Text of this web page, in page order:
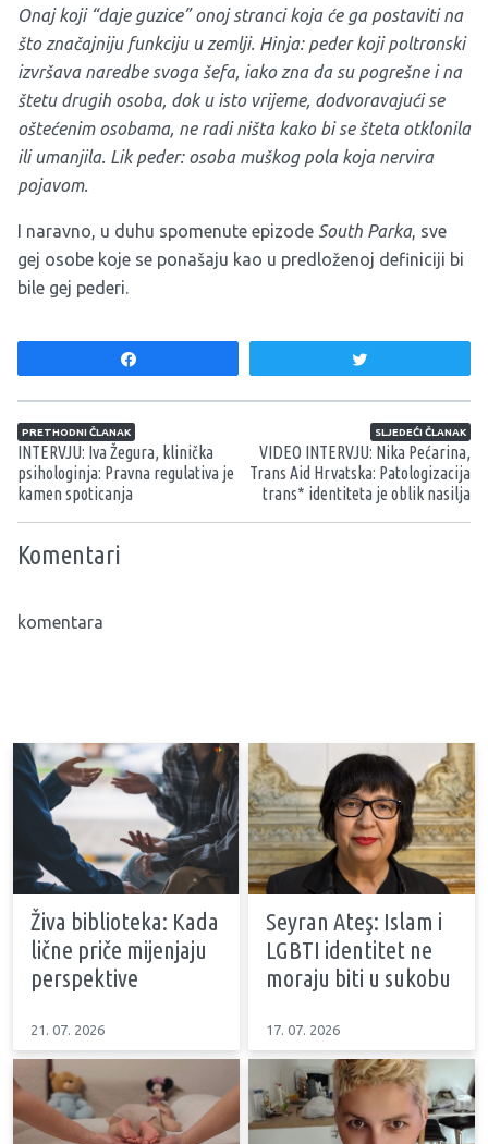
Onaj koji “daje guzice” onoj stranci koja će ga postaviti na
što značajniju funkciju u zemlji. Hinja: peder koji poltronski
izvršava naredbe svoga šefa, iako zna da su pogrešne i na
štetu drugih osoba, dok u isto vrijeme, dodvoravajući se
oštećenim osobama, ne radi ništa kako bi se šteta otklonila
ili umanjila. Lik peder: osoba muškog pola koja nervira
pojavom.
I naravno, u duhu spomenute epizode South Parka, sve
gej osobe koje se ponašaju kao u predloženoj definiciji bi
bile gej pederi.
Navigacija članaka
PRETHODNI ČLANAK
INTERVJU: Iva Žegura, klinička
psihologinja: Pravna regulativa je
kamen spoticanja
SLJEDEĆI ČLANAK
VIDEO INTERVJU: Nika Pećarina,
Trans Aid Hrvatska: Patologizacija
trans* identiteta je oblik nasilja
Komentari
komentara
Živa biblioteka: Kada
lične priče mijenjaju
perspektive
21. 07. 2026
Seyran Ateş: Islam i
LGBTI identitet ne
moraju biti u sukobu
17. 07. 2026